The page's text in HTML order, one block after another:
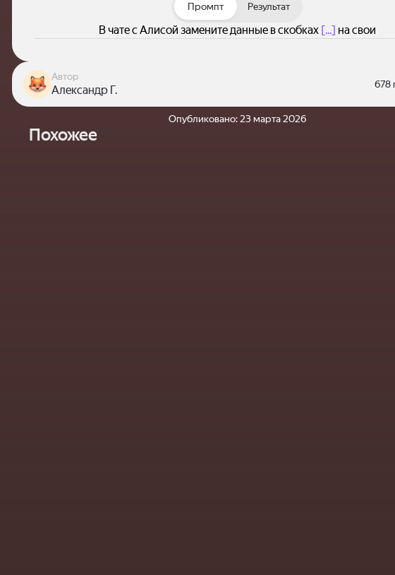
Промпт Результат
В чате с Алисой замените данные в скобках [...] на свои
Автор
Александр Г. 678
Опубликовано:23 марта 2026
Похожее